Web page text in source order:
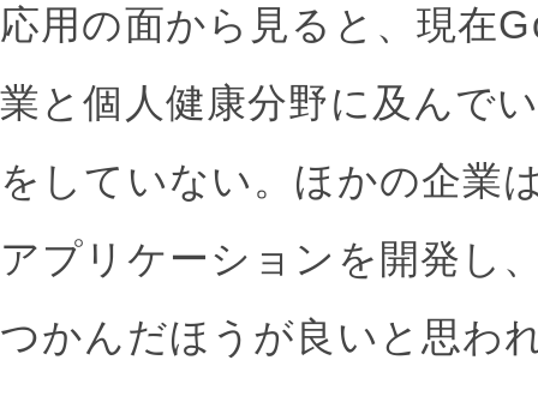
応用の面から見ると、現在
業と個人健康分野に及んで
をしていない。ほかの企業
アプリケーションを開発し
つかんだほうが良いと思わ